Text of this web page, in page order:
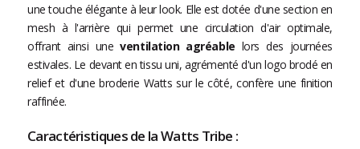
une touche élégante à leur look. Elle est dotée d'une section en
mesh à l'arrière qui permet une circulation d'air optimale,
offrant ainsi uneventilation agréable lors des journées
estivales. Le devant en tissu uni, agrémenté d'un logo brodé en
relief et d'une broderie Watts sur le côté, confère une finition
raffinée.
Caractéristiques de la Watts Tribe :